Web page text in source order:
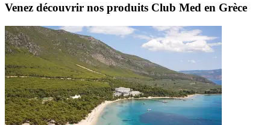
Venez découvrir nos produits Club Med en Grèce